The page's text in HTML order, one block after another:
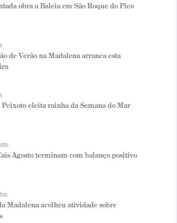
obra a Baleia em São Roque do Pico
de Verão na Madalena arranca esta
eleita rainha da Semana do Mar
Agosto terminam com balanço positivo
Madalena acolheu atividade sobre